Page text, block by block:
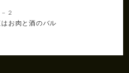
２
お肉と酒のバル